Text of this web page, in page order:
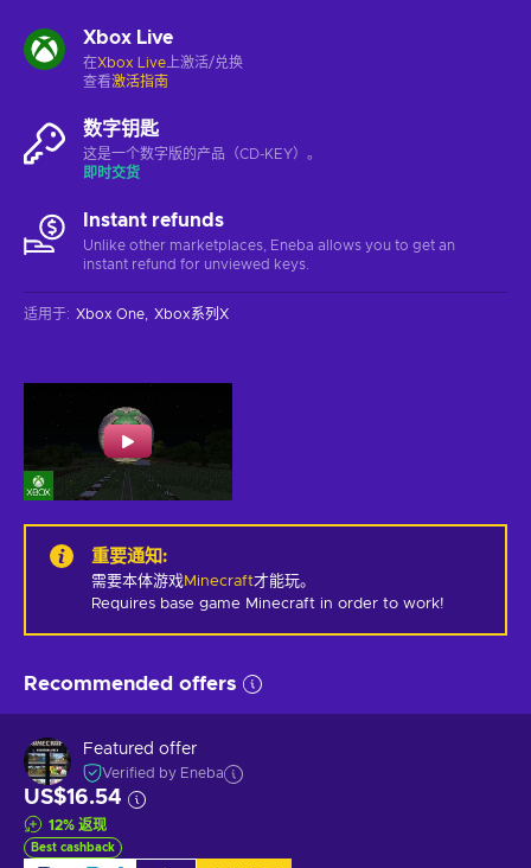
Xbox Live
在Xbox Live 上激活/兑换
查看激活指南
数字钥匙
这是一个数字版的产品（CD-KEY）。
即时交货
Instant refunds
Unlike other marketplaces, Eneba allows you to get an
instant refund for unviewed keys.
适用于: Xbox One Xbox系列X
重要通知:
需要本体游戏Minecraft才能玩。
Requires base game Minecraft in order to work!
Recommended offers
Featured offer
Verified by Eneba
US$16.54
12% 返现
Best cashback